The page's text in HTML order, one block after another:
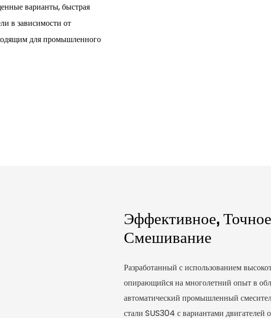
варианты, быстрая
в зависимости от
для промышленного
Эффективное,
Смешивание
Разработанный с использованием
опирающийся на многолетний опыт в
автоматический промышленный
стали SUS304 с вариантами двигателей